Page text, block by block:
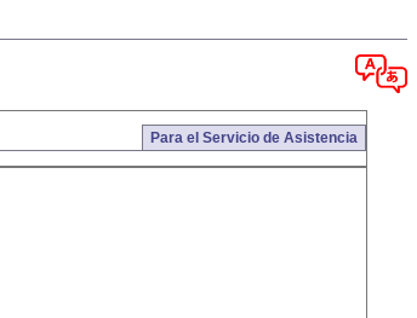
Para el Servicio de Asistencia